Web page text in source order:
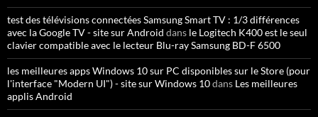
test des télévisions connectées Samsung Smart TV : 1/3 différences
avec la Google TV - site sur Android dans le Logitech K400 est le seul
clavier compatible avec le lecteur Blu-ray Samsung BD-F 6500
les meilleures apps Windows 10 sur PC disponibles sur le Store (pour
l'interface "Modern UI") - site sur Windows 10dans Les meilleures
applis Android